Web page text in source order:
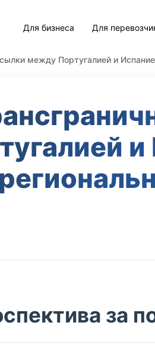
Для бизнеса Для
между Португалией и
за